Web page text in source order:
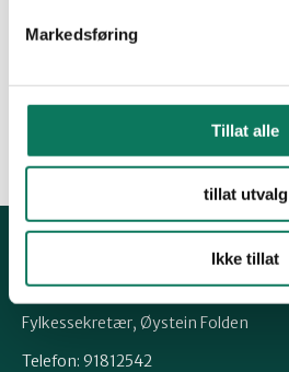
Markedsføring
Tillat alle
tillat utvalg
Ikke tillat
kommune
Kontakt fylkeslaget
Fylkessekretær, Øystein Folden
Telefon: 91812542